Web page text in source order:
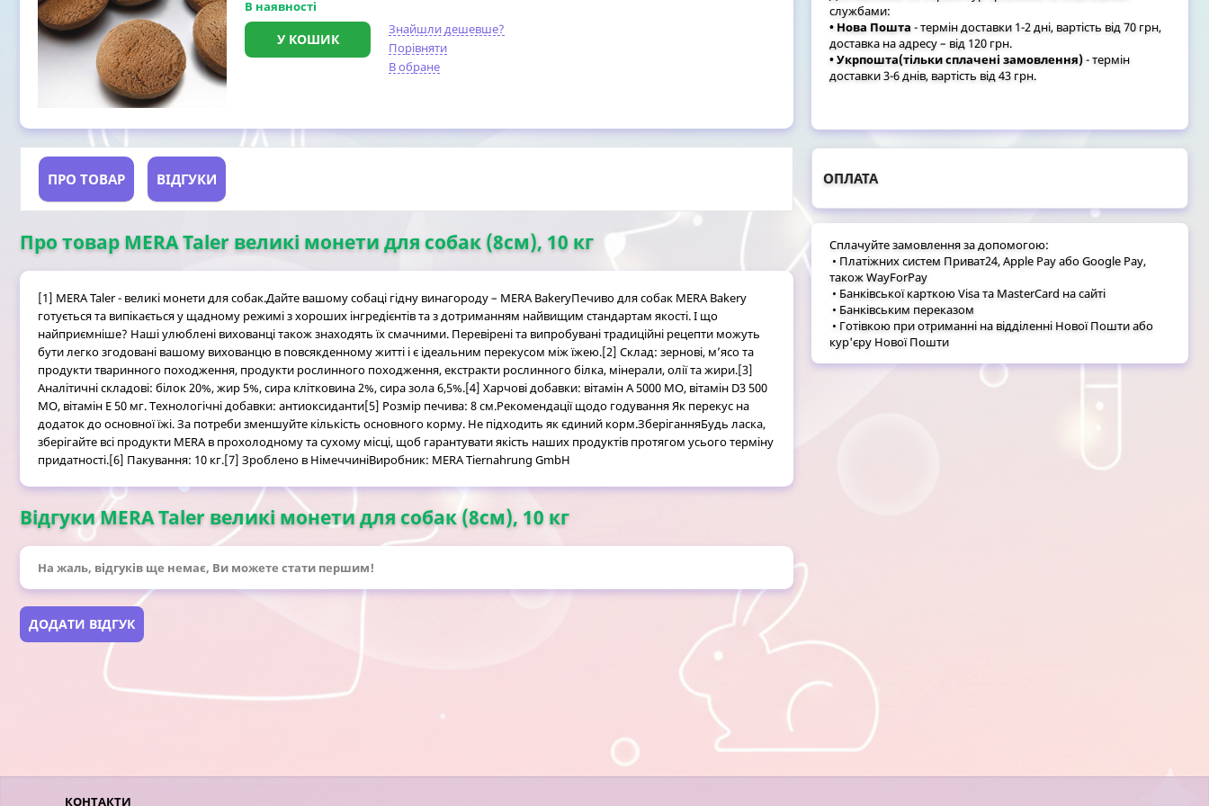
В наявності
У КОШИК
Знайшли дешевше?
Порівняти
В обране
ПРО ТОВАР ВІДГУКИ
Про товар MERA Taler великі монети для собак (8см), 10 кг
[1] MERA Taler - великі монети для собак.Дайте вашому собаці гідну винагороду – MERA BakeryПечиво для собак MERA Bakery
готується та випікається у щадному режимі з хороших інгредієнтів та з дотриманням найвищим стандартам якості. І що
найприємніше? Наші улюблені вихованці також знаходять їх смачними. Перевірені та випробувані традиційні рецепти можуть
бути легко згодовані вашому вихованцю в повсякденному житті і є ідеальним перекусом між їжею.[2] Склад: зернові, м’ясо та
продукти тваринного походження, продукти рослинного походження, екстракти рослинного білка, мінерали, олії та жири.[3]
Аналітичні складові: білок 20%, жир 5%, сира клітковина 2%, сира зола 6,5%.[4] Харчові добавки: вітамін А 5000 МО, вітамін D3 500
МО, вітамін Е 50 мг. Технологічні добавки: антиоксиданти[5] Розмір печива: 8 см.Рекомендації щодо годування Як перекус на
додаток до основної їжі. За потреби зменшуйте кількість основного корму. Не підходить як єдиний корм.ЗберіганняБудь ласка,
зберігайте всі продукти MERA в прохолодному та сухому місці, щоб гарантувати якість наших продуктів протягом усього терміну
придатності.[6] Пакування: 10 кг.[7] Зроблено в НімеччиніВиробник: MERA Tiernahrung GmbH
Відгуки MERA Taler великі монети для собак (8см), 10 кг
На жаль, відгуків ще немає, Ви можете стати першим!
ДОДАТИ ВІДГУК
службами:
• Нова Пошта - термін доставки 1-2 дні, вартість від 70 грн,
доставка на адресу – від 120 грн.
• Укрпошта(тільки сплачені замовлення)- термін
доставки 3-6 днів, вартість від 43 грн.
ОПЛАТА
Сплачуйте замовлення за допомогою:
• Платіжних систем Приват24, Apple Pay або Google Pay,
також WayForPay
• Банківської карткою Visa та MasterCard на сайті
• Банківським переказом
• Готівкою при отриманні на відділенні Нової Пошти або
кур'єру Нової Пошти
КОНТАКТИ